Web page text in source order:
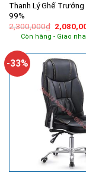
Thanh Lý Ghế
99%
2,300,000₫ Giá
gốc
là:
Còn hàng - Giao
-33%